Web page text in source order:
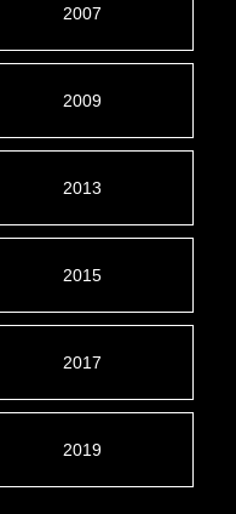
2007
2009
2013
2015
2017
2019